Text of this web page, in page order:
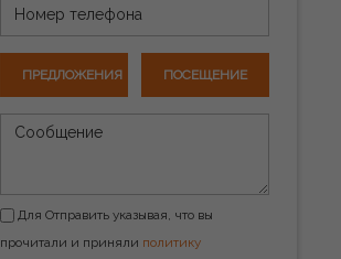
ПРЕДЛОЖЕНИЯ ПОСЕЩЕНИЕ
Для Отправить указывая, что вы
прочитали и приняли политику